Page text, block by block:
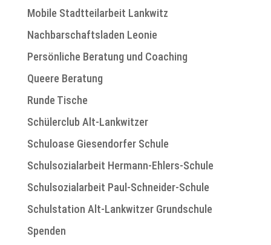
Mobile Stadtteilarbeit Lankwitz
Nachbarschaftsladen Leonie
Persönliche Beratung und Coaching
Queere Beratung
Runde Tische
Schülerclub Alt-Lankwitzer
Schuloase Giesendorfer Schule
Schulsozialarbeit Hermann-Ehlers-Schule
Schulsozialarbeit Paul-Schneider-Schule
Schulstation Alt-Lankwitzer Grundschule
Spenden